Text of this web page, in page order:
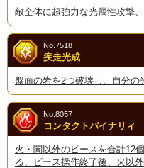
敵全体に超強力な光属性攻撃
疾走光成
No.7518
盤面の岩を2つ破壊し、自分の
コンタクトバイナリィ
No.8057
火・闇以外のピースを合計12
る、ピース操作終了後、火以